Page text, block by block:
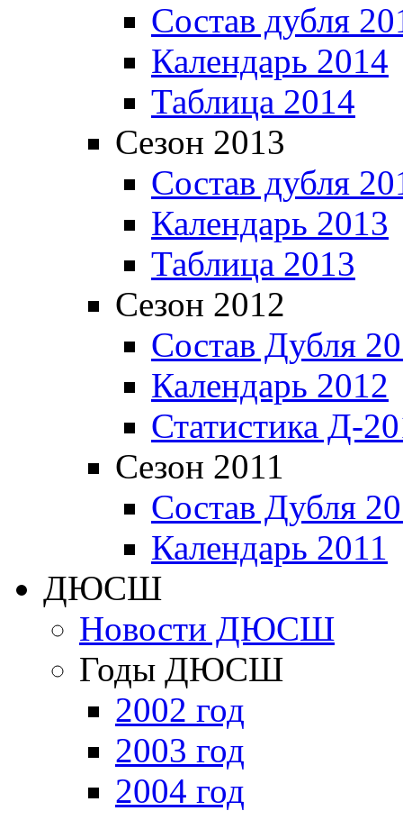
Состав дубля
Календарь 2014
Таблица 2014
Сезон 2013
Состав дубля
Календарь 2013
Таблица 2013
Сезон 2012
Состав Дубля
Календарь 2012
Статистика Д-
Сезон 2011
Состав Дубля
Календарь 2011
ДЮСШ
Новости ДЮСШ
Годы ДЮСШ
2002 год
2003 год
2004 год